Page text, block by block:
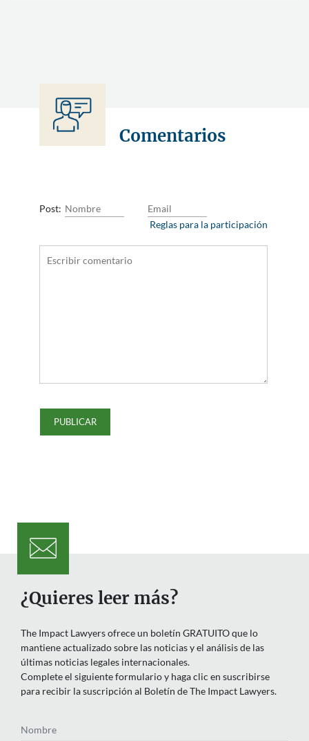
Comentarios
Post:
Reglas para la participación
¿Quieres leer más?
The Impact Lawyers ofrece un boletín GRATUITO que lo
mantiene actualizado sobre las noticias y el análisis de las
últimas noticias legales internacionales.
Complete el siguiente formulario y haga clic en suscribirse
para recibir la suscripción al Boletín de The Impact Lawyers.